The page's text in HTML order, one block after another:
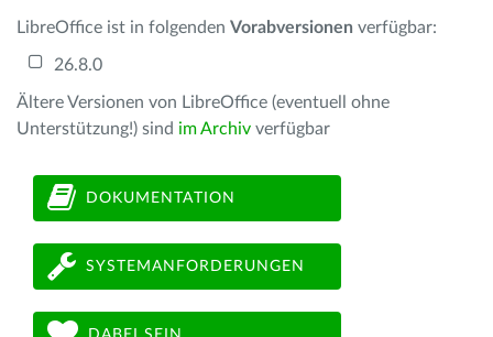
LibreOffice ist in folgenden Vorabversionen verfügbar:
26.8.0
Ältere Versionen von LibreOffice (eventuell ohne
Unterstützung!) sind im Archiv verfügbar
DOKUMENTATION
SYSTEMANFORDERUNGEN